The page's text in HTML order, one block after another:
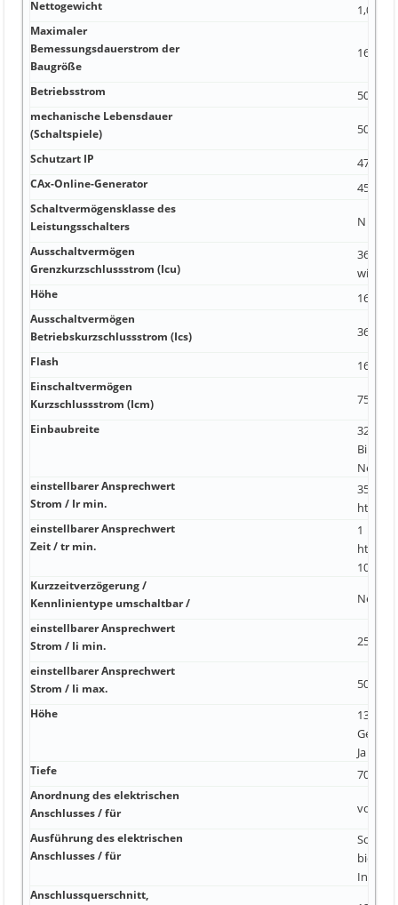
Nettogewicht 1,05 kg
Maximaler
Bemessungsdauerstrom der
Baugröße
160 A
Betriebsstrom 50 A 2
mechanische Lebensdauer
(Schaltspiele)
50 A S
Schutzart IP 47 A -
CAx-Online-Generator 45 A
Schaltvermögensklasse des
Leistungsschalters
N Ja -
Ausschaltvermögen
Grenzkurzschlussstrom (Icu)
36 kA
Höhe 16 kA
Ausschaltvermögen
Betriebskurzschlussstrom (Ics)
36 kA
Flash 16 kA
Einschaltvermögen
Kurzschlussstrom (Icm)
75,6
Einbaubreite
32 kA
Nein
einstellbarer Ansprechwert
Strom / Ir min.
35 A kA
einstellbarer Ansprechwert
Zeit / tr min.
1
10 A
Kurzzeitverzögerung /
Kennlinientype umschaltbar /
Nein
einstellbarer Ansprechwert
Strom / Ii min.
250 A
einstellbarer Ansprechwert
Strom / Ii max.
500 A
Höhe
130
Ja
Tiefe 70 mm
Anordnung des elektrischen
Anschlusses / für
Ausführung des elektrischen
Anschlusses / für
bietet
Anschlussquerschnitt,